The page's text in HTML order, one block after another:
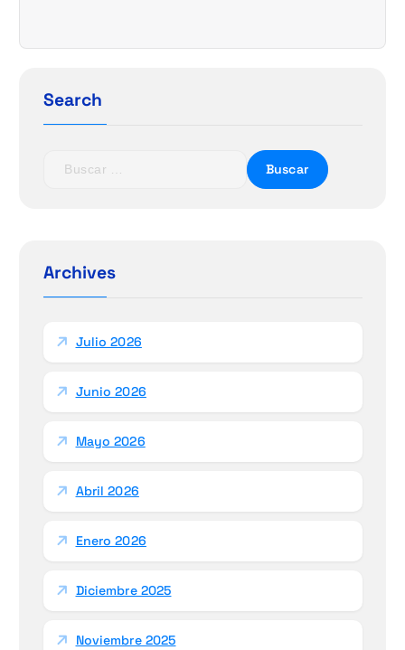
Search
r
:Archives
Julio 2026
Junio 2026
Mayo 2026
Abril 2026
Enero 2026
Diciembre 2025
Noviembre 2025